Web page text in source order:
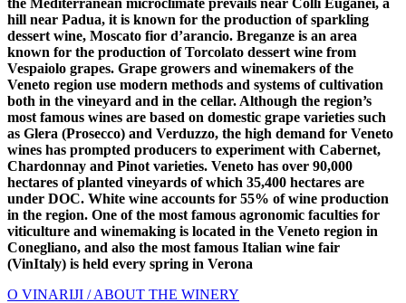
hill near Padua, it is known for the production of sparkling
dessert wine, Moscato fior d’arancio. Breganze is an area
known for the production of Torcolato dessert wine from
Vespaiolo grapes. Grape growers and winemakers of the
Veneto region use modern methods and systems of cultivation
both in the vineyard and in the cellar. Although the region’s
most famous wines are based on domestic grape varieties such
as Glera (Prosecco) and Verduzzo, the high demand for Veneto
wines has prompted producers to experiment with Cabernet,
Chardonnay and Pinot varieties. Veneto has over 90,000
hectares of planted vineyards of which 35,400 hectares are
under DOC. White wine accounts for 55% of wine production
in the region. One of the most famous agronomic faculties for
viticulture and winemaking is located in the Veneto region in
Conegliano, and also the most famous Italian wine fair
(VinItaly) is held every spring in Verona
O VINARIJI / ABOUT THE WINERY